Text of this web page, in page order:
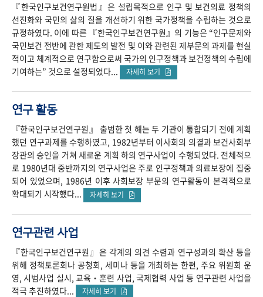
『한국인구보건연구원법』은 설립목적으로 인구 및 보건의료 정책의
선진화와 국민의 삶의 질을 개선하기 위한 국가정책을 수립하는 것으로
규정하였다. 이에 따른 『한국인구보건연구원』의 기능은 “인구문제와
국민보건 전반에 관한 제도의 발전 및 이와 관련된 제부문의 과제를 현실
적이고 체계적으로 연구함으로써 국가의 인구정책과 보건정책의 수립에
기여하는” 것으로 설정되었다...
자세히 보기
연구 활동
『한국인구보건연구원』 출범한 첫 해는 두 기관이 통합되기 전에 계획
했던 연구과제를 수행하였고, 1982년부터 이사회의 의결과 보건사회부
장관의 승인을 거쳐 새로운 계획 하의 연구사업이 수행되었다. 전체적으
로 1980년대 중반까지의 연구사업은 주로 인구정책과 의료보장에 집중
되어 있었으며, 1986년 이후 사회보장 부문의 연구활동이 본격적으로
확대되기 시작했다...
자세히 보기
연구관련 사업
『한국인구보건연구원』은 각계의 의견 수렴과 연구성과의 확산 등을
위해 정책토론회나 공청회, 세미나 등을 개최하는 한편, 주요 위원회 운
영, 시범사업 실시, 교육‧훈련 사업, 국제협력 사업 등 연구관련 사업을
적극 추진하였다...
자세히 보기